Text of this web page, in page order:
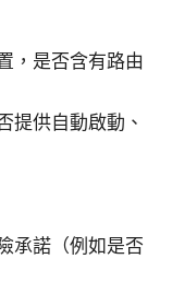
，是否含有路由
提供自動啟動、
承諾（例如是否